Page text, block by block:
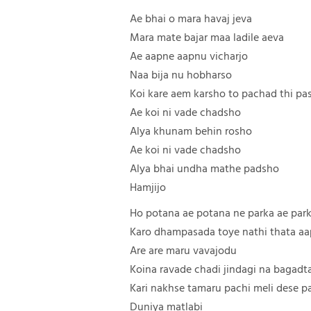
Ae bhai o mara havaj jeva
Mara mate bajar maa ladile aeva
Ae aapne aapnu vicharjo
Naa bija nu hobharso
Koi kare aem karsho to pachad thi
Ae koi ni vade chadsho
Alya khunam behin rosho
Ae koi ni vade chadsho
Alya bhai undha mathe padsho
Hamjijo
Ho potana ae potana ne parka ae
Karo dhampasada toye nathi thata
Are are maru vavajodu
Koina ravade chadi jindagi na
Kari nakhse tamaru pachi meli dese
Duniya matlabi